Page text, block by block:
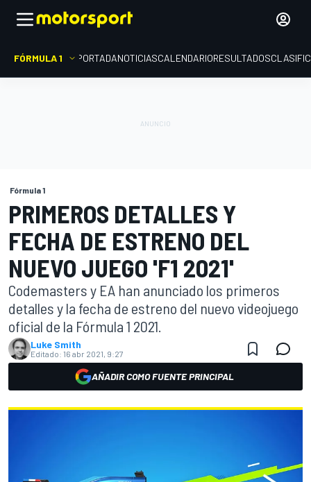
FÓRMULA 1 PORTADANOTICIASCALENDARIORESULTADOS
Fórmula 1
PRIMEROS DETALLES Y
FECHA DE ESTRENO DEL
NUEVO JUEGO 'F1 2021'
Codemasters y EA han anunciado los primeros
detalles y la fecha de estreno del nuevo videojuego
oficial de la Fórmula 1 2021.
Luke Smith
Editado: 16 abr 2021, 9:27
AÑADIR COMO FUENTE PRINCIPAL